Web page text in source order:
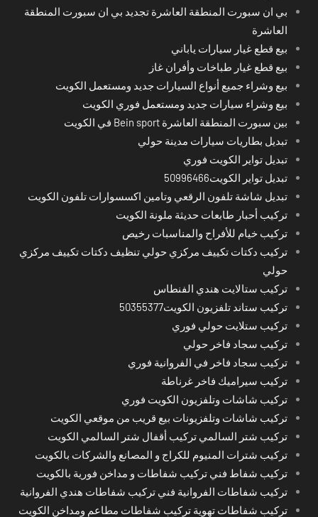
بي ان سبورت المنطقة العاشرة تجديد بي ان سبورت المنطقة
العاشرة
بيع قطع غيار سيارات ياباني
بيع قطع غيار طباخات وأفران غاز
بيع وشراء جميع أنواع السيارات جديد ومستعمل الكويت
بيع وشراء سيارات جديد ومستعمل فوري الكويت
بين سبورت المنطقة العاشرة Bein sport في الكويت
تبديل بطاريات سيارات مدينة حولي
تبديل تواير الكويت فوري
تبديل تواير الكويت50996466
تبديل شاشة تلفون الرقعي وتامين اكسسوارات تلفون الكويت
تركيب أحبار طابعات حديثة ملونة الكويت
تركيب خيام للأفراح والمناسبات رخيص
تركيب دكتات تكييف مركزي حولي تنظيف دكتات تكييف مركزي
حولي
تركيب ستالايت هندي الفنطاس
تركيب ستاند تلفزيون الكويت50355377
تركيب ستلايت حولي فوري
تركيب سجاد فاخر حولي
تركيب سجاد فاخر في الفروانية فوري
تركيب سيراميك فاخر غرناطة
تركيب شاشات وتلفزيون الكويت فوري
تركيب شاشات وتلفزيونات بيع قريب من موقعي الكويت
تركيب شتر السالمي تركيب أقفال شتر السالمي الكويت
تركيب شترات المنيوم للكراج و المصانع والشركات بالكويت
تركيب شفاط فني تركيب شفاطات و مداخن فورية بالكويت
تركيب شفاطات الفروانية فني تركيب شفاطات هندي الفروانية
تركيب شفاطات تهوية تركيب شفاطات مطاعم ومداخن الكويت